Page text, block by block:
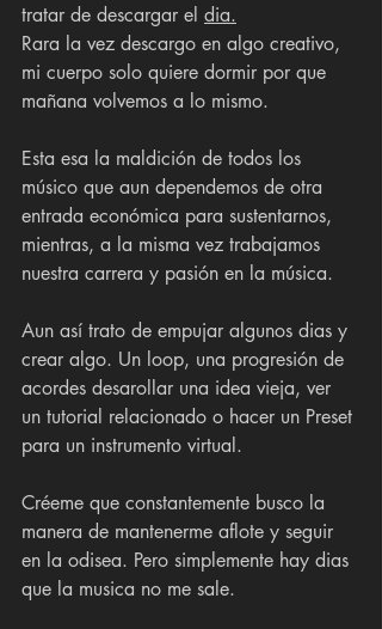
tratar de descargar el dia.
Rara la vez descargo en algo creativo,
mi cuerpo solo quiere dormir por que
mañana volvemos a lo mismo.
Esta esa la maldición de todos los
músico que aun dependemos de otra
entrada económica para sustentarnos,
mientras, a la misma vez trabajamos
nuestra carrera y pasión en la música.
Aun así trato de empujar algunos dias y
crear algo. Un loop, una progresión de
acordes desarollar una idea vieja, ver
un tutorial relacionado o hacer un Preset
para un instrumento virtual.
Créeme que constantemente busco la
manera de mantenerme aflote y seguir
en la odisea. Pero simplemente hay dias
que la musica no me sale.